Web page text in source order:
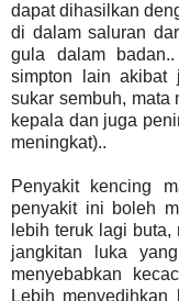
dapat dihasilkan
di dalam saluran
gula dalam
simpton lain akibat
sukar sembuh, mata
kepala dan juga
meningkat)..
Penyakit kencing
penyakit ini boleh
lebih teruk lagi
jangkitan luka
menyebabkan
Lebih